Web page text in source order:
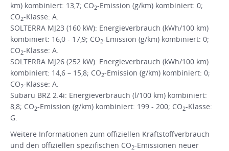
km) kombiniert: 13,7; CO2-Emission (g/km) kombiniert: 0;
CO2-Klasse: A.
SOLTERRA MJ23 (160 kW): Energieverbrauch (kWh/100 km)
kombiniert: 16,0 - 17,9; CO2-Emission (g/km) kombiniert: 0;
CO2-Klasse: A.
SOLTERRA MJ26 (252 kW): Energieverbrauch (kWh/100 km)
kombiniert: 14,6 – 15,8; CO2-Emission (g/km) kombiniert: 0;
CO2-Klasse: A.
Subaru BRZ 2.4i: Energieverbrauch (l/100 km) kombiniert:
8,8; CO2-Emission (g/km) kombiniert: 199 - 200; CO2-Klasse:
G.
Weitere Informationen zum offiziellen Kraftstoffverbrauch
und den offiziellen spezifischen CO2-Emissionen neuer